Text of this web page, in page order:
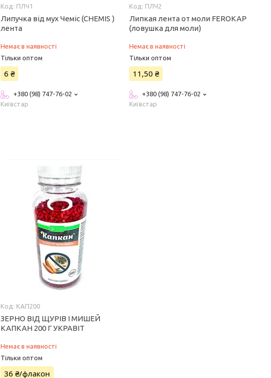
ПЛЧ1
Липучка від мух Чеміс (CHEMIS )
лента
Немає в наявності
Тільки оптом
6 ₴
+380 (98) 747-76-02
Київстар
ПЛЧ2
Липкая лента от моли FEROKAP
(ловушка для моли)
Немає в наявності
Тільки оптом
11,50 ₴
+380 (98) 747-76-02
Київстар
КАП200
ЗЕРНО ВІД ЩУРІВ І МИШЕЙ
КАПКАН 200 Г УКРАВІТ
Немає в наявності
Тільки оптом
36 ₴/флакон